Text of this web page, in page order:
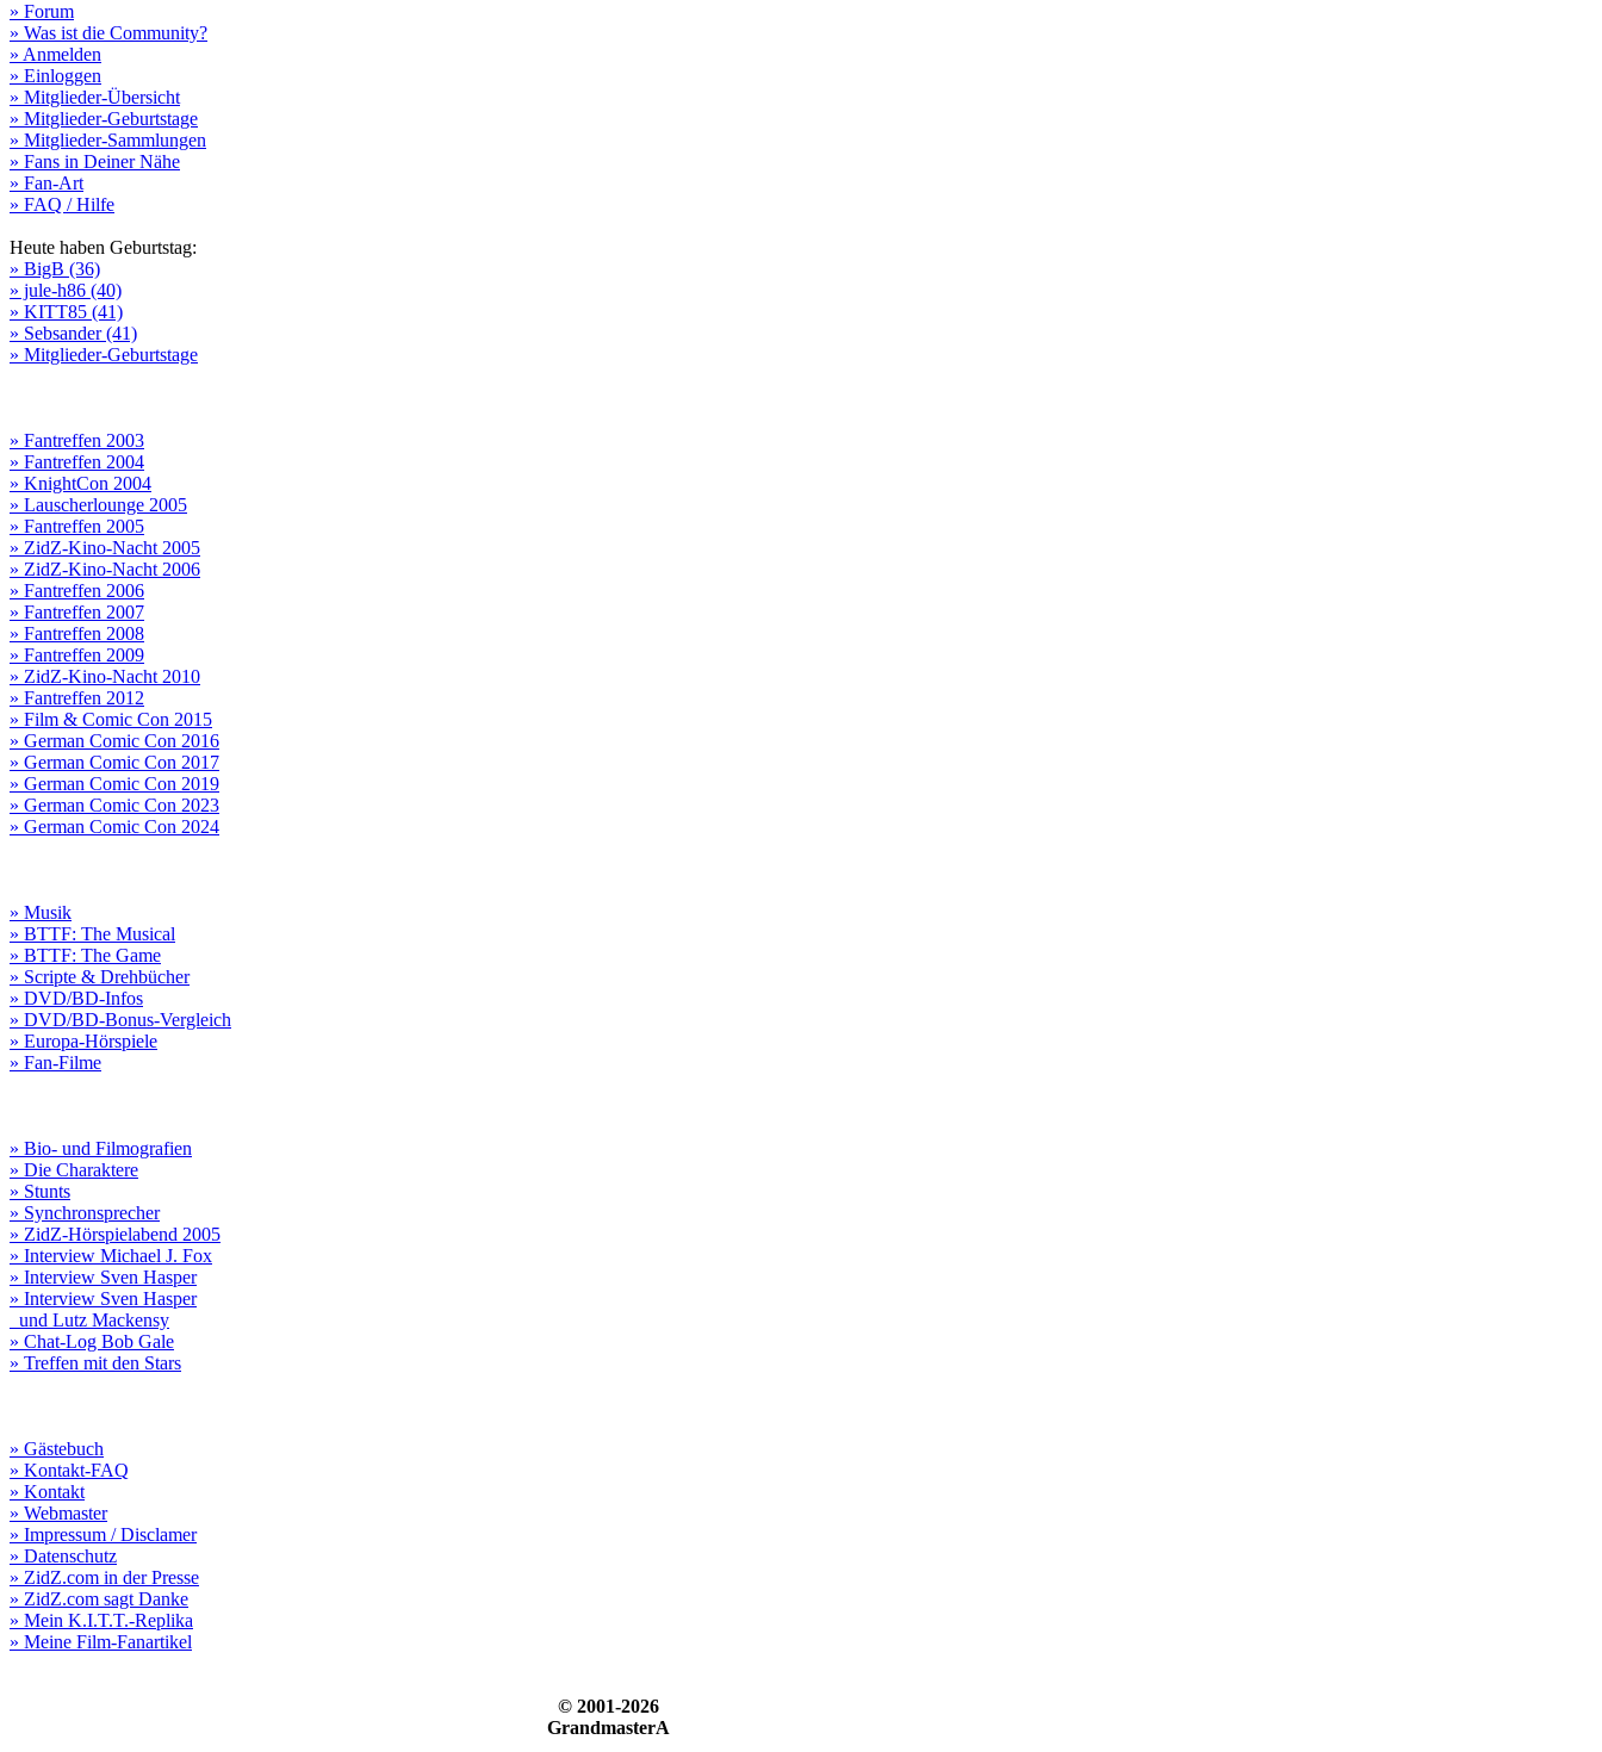
» Forum
» Was ist die Community?
» Anmelden
» Einloggen
» Mitglieder-Übersicht
» Mitglieder-Geburtstage
» Mitglieder-Sammlungen
» Fans in Deiner Nähe
» Fan-Art
» FAQ / Hilfe
Heute haben Geburtstag:
» BigB (36)
» jule-h86 (40)
» KITT85 (41)
» Sebsander (41)
» Mitglieder-Geburtstage
» Fantreffen 2003
» Fantreffen 2004
» KnightCon 2004
» Lauscherlounge 2005
» Fantreffen 2005
» ZidZ-Kino-Nacht 2005
» ZidZ-Kino-Nacht 2006
» Fantreffen 2006
» Fantreffen 2007
» Fantreffen 2008
» Fantreffen 2009
» ZidZ-Kino-Nacht 2010
» Fantreffen 2012
» Film & Comic Con 2015
» German Comic Con 2016
» German Comic Con 2017
» German Comic Con 2019
» German Comic Con 2023
» German Comic Con 2024
» Musik
» BTTF: The Musical
» BTTF: The Game
» Scripte & Drehbücher
» DVD/BD-Infos
» DVD/BD-Bonus-Vergleich
» Europa-Hörspiele
» Fan-Filme
» Bio- und Filmografien
» Die Charaktere
» Stunts
» Synchronsprecher
» ZidZ-Hörspielabend 2005
» Interview Michael J. Fox
» Interview Sven Hasper
» Interview Sven Hasper
und Lutz Mackensy
» Chat-Log Bob Gale
» Treffen mit den Stars
» Gästebuch
» Kontakt-FAQ
» Kontakt
» Webmaster
» Impressum / Disclamer
» Datenschutz
» ZidZ.com in der Presse
» ZidZ.com sagt Danke
» Mein K.I.T.T.-Replika
» Meine Film-Fanartikel
© 2001-2026
GrandmasterA